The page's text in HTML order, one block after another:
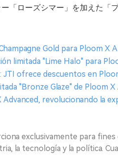
「ローズシマー」を加えた「
Gold para Ploom X
limitada "Lime Halo" para
JTI ofrece descuentos en
"Bronze Glaze" de Ploom X
revolucionando la
exclusivamente para fines
la tecnología y la política.